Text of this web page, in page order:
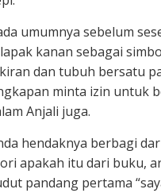
umumnya sebelum
kanan sebagai
dan tubuh bersatu
minta izin untuk
Anjali juga.
hendaknya berbagi
apakah itu dari buku,
pandang pertama